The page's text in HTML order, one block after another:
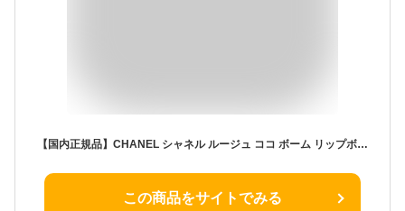
【国内正規品】CHANEL シャネル ルージュ ココ ボーム リップボーム #914 ナチュラル チャーム 3g 口紅 化粧品 誕生日 プレゼント ギフト ショッパー付き ギフトBOX付
この商品をサイトでみる